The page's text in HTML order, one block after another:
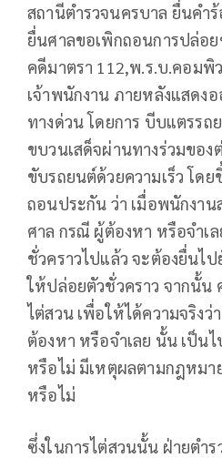
สถานีตำรวจนครบาล ยื่นคำ
ยื่นศาลขอเพิกถอนการปล่อ
คดีมาตรา 112,พ.ร.บ.คอมพิ
เจ้าพนักงาน ภายหลังแสดง
ทางด่วน โดยการ บีบแตรรถ
ขบวนเสด็จผ่านทางร่วมของ
ขับรถยนต์ด้วยความเร็ว โด
ถอนประกัน ว่า เมื่อพนักงา
ศาล กรณี ผู้ต้องหา หรือจำเ
ชั่วคราวไปแล้ว จะต้องยื่นไ
ให้ปล่อยตัวชั่วคราว จากนั้น
ไต่สวน เพื่อให้ได้ความจริง
ต้องหา หรือจำเลย นั้น เป็น
หรือไม่ มีเหตุผลตามกฎหม
หรือไม่
ซึ่งในการไต่สวนนั้น ฝ่ายตำ